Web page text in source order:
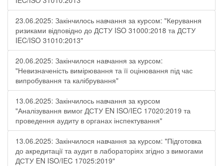
23.06.2025: Закінчилось навчання за курсом: "Керування
ризиками відповідно до ДСТУ ISO 31000:2018 та ДСТУ
IEC/ISO 31010:2013"
20.06.2025: Закінчилося навчання за курсом:
"Невизначеність вимірювання та її оцінювання під час
випробування та калібрування"
13.06.2025: Закінчилось навчання за курсом
"Аналізування вимог ДСТУ EN ISO/IEC 17020:2019 та
проведення аудиту в органах інспектування"
13.06.2025: Закінчилося навчання за курсом: "Підготовка
до акредитації та аудит в лабораторіях згідно з вимогами
ДСТУ EN ISO/IEC 17025:2019"